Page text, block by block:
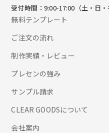
受付時間：9:00-17:00（土・日・
無料テンプレート
ご注文の流れ
制作実績・レビュー
プレセンの強み
サンプル請求
CLEAR GOODSについて
会社案内